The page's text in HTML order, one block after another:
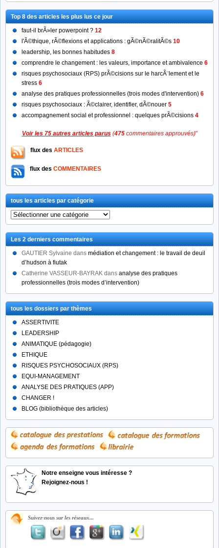
Top 8 des articles les plus lus ce jour
faut-il brÃ»ler powerpoint ? 12
l'Ã©thique, rÃ©flexions et applications : gÃ©nÃ©ralitÃ©s 10
leadership, les bonnes habitudes 8
comprendre le changement : les valeurs, importance et ambivalence 6
risques psychosociaux (RPS) prÃ©cisions sur le harcÃ¨lement et le
stress 6
analyse des pratiques professionnelles (trois modes d'intervention) 6
risques psychosociaux : Ã©clairer, identifier, dÃ©nouer 5
accompagnement social et professionnel : quelques prÃ©cisions 4
Voir les 75 autres articles parus (475commentaires approuvés)"
flux des ARTICLES
flux des COMMENTAIRES
tous les articles par catégorie
tous
les
articles
par
catégorie
Les 2 derniers commentaires
GAUTIER Sylvaine dans médiation et changement : le travail de deuil
d’hudson à fiutak
Catherine VASSEUR-BAYRAK dans analyse des pratiques
professionnelles (trois modes d’intervention)
tous les dossiers par thèmes
ASSERTIVITE
LEADERSHIP
ANIMATIQUE (pédagogie)
ETHIQUE
RISQUES PSYCHOSOCIAUX (RPS)
EQUI-MANAGEMENT
ANALYSE DES PRATIQUES (APP)
CHANGER !
BLOG (bibliothèque des articles)
Notre enseigne vous intéresse ?
Rejoignez-nous !
Suivez-nous sur les réseaux...